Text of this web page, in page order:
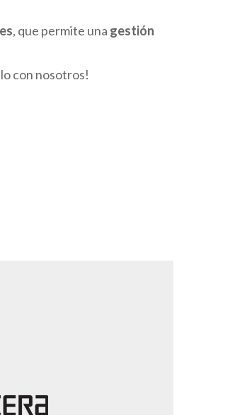
, que permite una gestión
con nosotros!